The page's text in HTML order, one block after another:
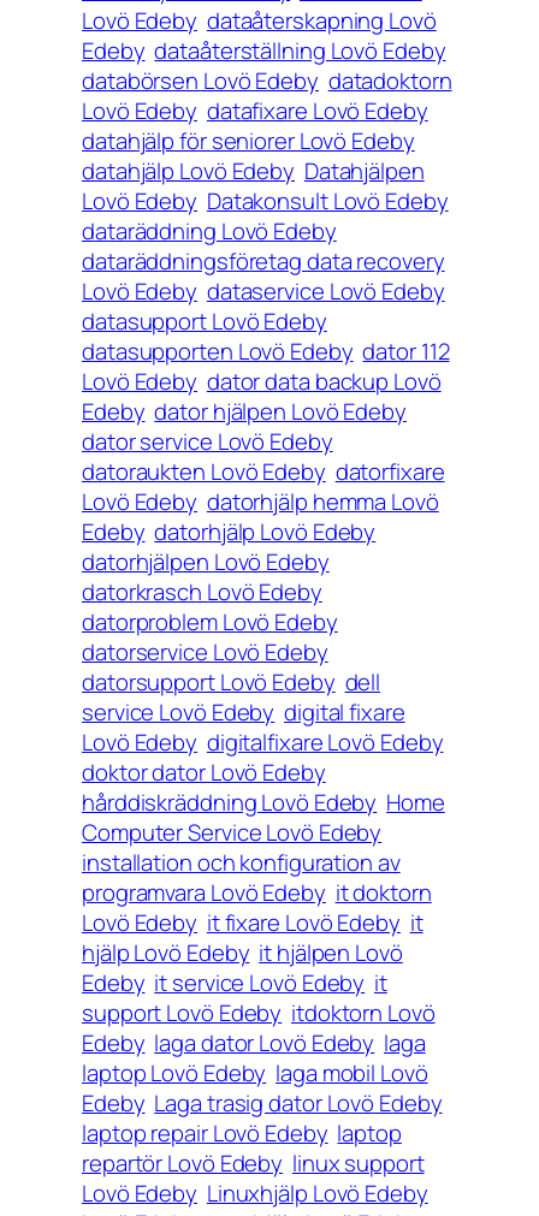
Lovö Edeby dataåterskapning Lovö
Edeby dataåterställning Lovö Edeby
databörsen Lovö Edeby datadoktorn
Lovö Edeby datafixare Lovö Edeby
datahjälp för seniorer Lovö Edeby
datahjälp Lovö Edeby Datahjälpen
Lovö Edeby Datakonsult Lovö Edeby
dataräddning Lovö Edeby
dataräddningsföretag data recovery
Lovö Edeby dataservice Lovö Edeby
datasupport Lovö Edeby
datasupporten Lovö Edeby dator 112
Lovö Edeby dator data backup Lovö
Edeby dator hjälpen Lovö Edeby
dator service Lovö Edeby
datoraukten Lovö Edeby datorfixare
Lovö Edeby datorhjälp hemma Lovö
Edeby datorhjälp Lovö Edeby
datorhjälpen Lovö Edeby
datorkrasch Lovö Edeby
datorproblem Lovö Edeby
datorservice Lovö Edeby
datorsupport Lovö Edeby dell
service Lovö Edeby digital fixare
Lovö Edeby digitalfixare Lovö Edeby
doktor dator Lovö Edeby
hårddiskräddning Lovö Edeby Home
Computer Service Lovö Edeby
installation och konfiguration av
programvara Lovö Edeby it doktorn
Lovö Edeby it fixare Lovö Edeby it
hjälp Lovö Edeby it hjälpen Lovö
Edeby it service Lovö Edeby it
support Lovö Edeby itdoktorn Lovö
Edeby laga dator Lovö Edeby laga
laptop Lovö Edeby laga mobil Lovö
Edeby Laga trasig dator Lovö Edeby
laptop repair Lovö Edeby laptop
repartör Lovö Edeby linux support
Lovö Edeby Linuxhjälp Lovö Edeby